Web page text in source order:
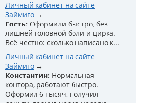
Личный кабинет на сайте
Займиго
Гость: Оформили быстро, без
лишней головной боли и цирка.
Всё честно: сколько написано к...
Личный кабинет на сайте
Займиго
Константин: Нормальная
контора, работают быстро.
Оформил 6 тысяч, получил